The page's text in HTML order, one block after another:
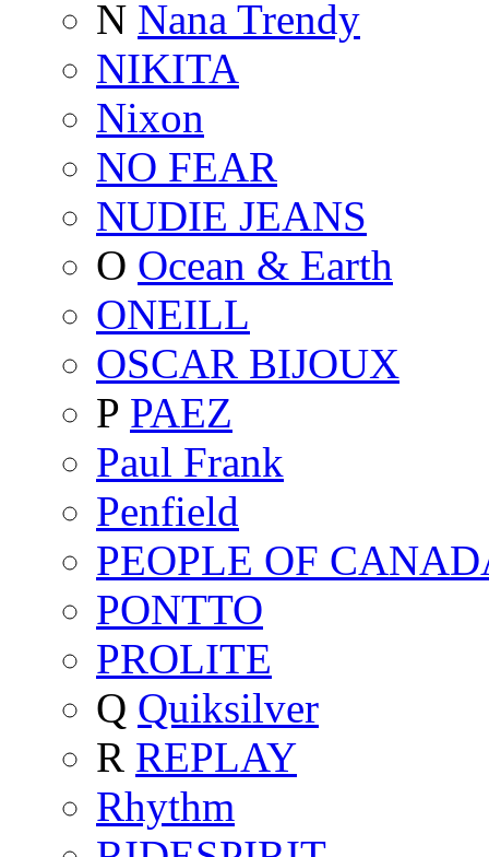
N Nana Trendy
NIKITA
Nixon
NO FEAR
NUDIE JEANS
O Ocean & Earth
ONEILL
OSCAR BIJOUX
P PAEZ
Paul Frank
Penfield
PEOPLE OF
PONTTO
PROLITE
Q Quiksilver
R REPLAY
Rhythm